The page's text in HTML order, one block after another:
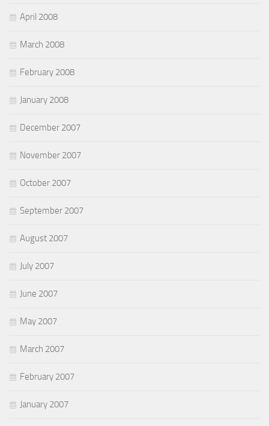
April 2008
March 2008
February 2008
January 2008
December 2007
November 2007
October 2007
September 2007
August 2007
July 2007
June 2007
May 2007
March 2007
February 2007
January 2007